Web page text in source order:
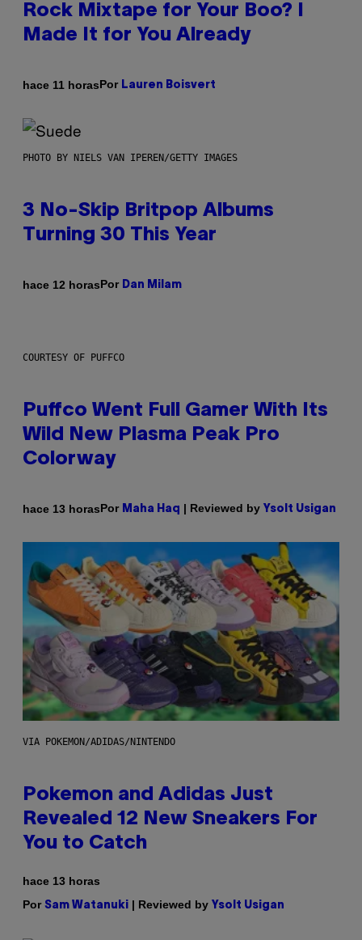
Rock Mixtape for Your Boo? I
Made It for You Already
hace 11 horasPor Lauren Boisvert
PHOTO BY NIELS VAN IPEREN/GETTY IMAGES
3 No-Skip Britpop Albums
Turning 30 This Year
hace 12 horasPor Dan Milam
COURTESY OF PUFFCO
Puffco Went Full Gamer With Its
Wild New Plasma Peak Pro
Colorway
hace 13 horasPor Maha Haq | Reviewed by Ysolt Usigan
VIA POKEMON/ADIDAS/NINTENDO
Pokemon and Adidas Just
Revealed 12 New Sneakers For
You to Catch
hace 13 horas
Por Sam Watanuki | Reviewed by Ysolt Usigan